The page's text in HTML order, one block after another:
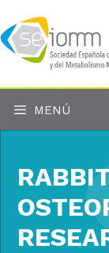
al
contenido
MENÚ